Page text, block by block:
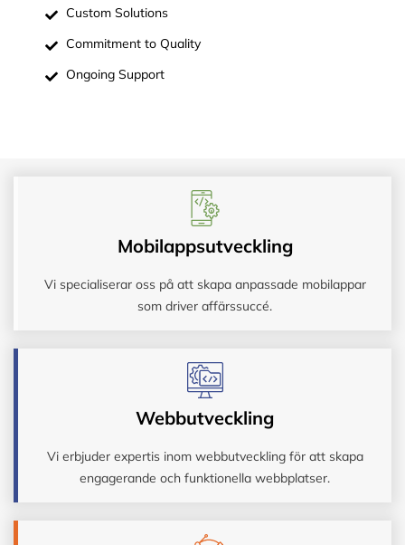
Custom Solutions
Commitment to Quality
Ongoing Support
Mobilappsutveckling
Vi specialiserar oss på att skapa anpassade mobilappar
som driver affärssuccé.
Webbutveckling
Vi erbjuder expertis inom webbutveckling för att skapa
engagerande och funktionella webbplatser.